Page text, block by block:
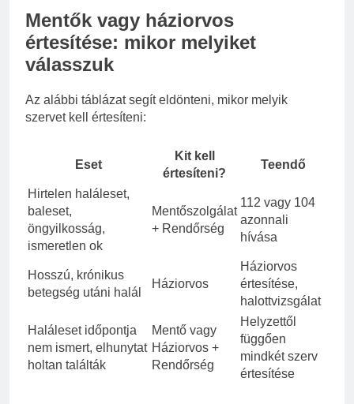
Mentők vagy háziorvos
értesítése: mikor melyiket
válasszuk
Az alábbi táblázat segít eldönteni, mikor melyik
szervet kell értesíteni:
Eset
Kit kell
értesíteni?
Teendő
Hirtelen haláleset,
baleset,
öngyilkosság,
ismeretlen ok
Mentőszolgálat
+ Rendőrség
112 vagy 104
azonnali
hívása
Hosszú, krónikus
betegség utáni halál
Háziorvos
Háziorvos
értesítése,
halottvizsgálat
Haláleset időpontja
nem ismert, elhunytat
holtan találták
Mentő vagy
Háziorvos +
Rendőrség
Helyzettől
függően
mindkét szerv
értesítése